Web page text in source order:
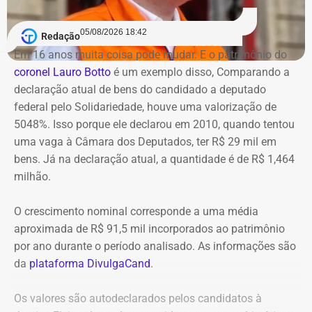
previstos, sob a justificativa de falta de autorização para
acesso.
Na avaliação dos auditores, o conjunto das evidências
aponta indícios relevantes de irregularidades na execução
e fiscalização contratual, além de fragilidades na
confiabilidade das informações produzidas. O relatório
foi encaminhado ao Ministério Público, ao Tribunal de
Contas e ao Conselho Administrativo de Defesa
Econômica (Cade).
Nova gestão amplia pente-fino no
instituto
As novas suspeitas surgem menos de um mês após o
Ministério Público que investigou um suposto esquema
Apesar da interdição de um trecho da via, ainda de
acordo com o Centro de Operações, não houve alterações
na circulação de ônibus pela região. Ainda segundo o
COR, uma faixa de rolamento da pista está ocupada para
que os bombeiros possam atuar no combate às chamas.
Equipes do quartel do Grajaú do Corpo de Bombeiros
seguem no local trabalhando para controlar o incêndio.
Até o momento, não há informação sobre feridos.
Também não se sabe o que causou o fogo na área.
Redação05/08/2026 18:42
Em 16 anos muita coisa pode mudar. E o patrimônio do
coronel Lauro Botto é um exemplo disso, Comparando a
declaração atual de bens do candidado a deputado
federal pelo Solidariedade, houve uma valorização de
5048%. Isso porque ele declarou em 2010, quando tentou
uma vaga à Câmara dos Deputados, ter R$ 29 mil em
bens. Já na declaração atual, a quantidade é de R$ 1,464
milhão.
O crescimento nominal corresponde a uma média
aproximada de R$ 91,5 mil incorporados ao patrimônio
por ano durante o período analisado. As informações são
da plataforma DivulgaCand.
Os valores são autodeclarados pelos candidatos à